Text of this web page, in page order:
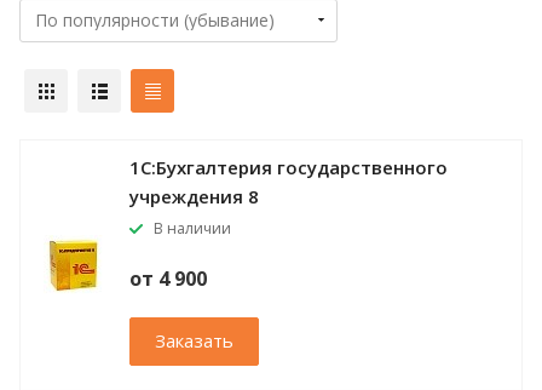
1С:Бухгалтерия государственного
учреждения 8
В наличии
от 4 900
Заказать